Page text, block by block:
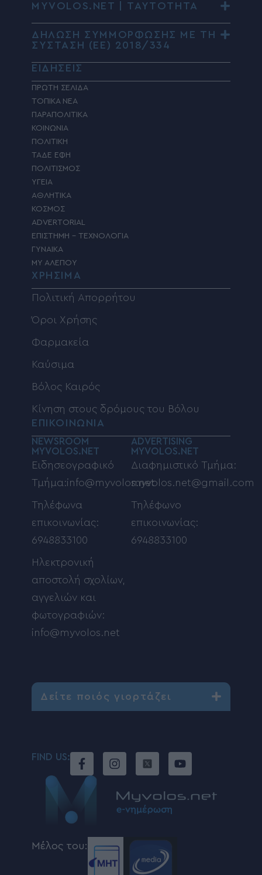
MYVOLOS.NET | ΤΑΥΤΟΤΗΤΑ
ΔΗΛΩΣΗ ΣΥΜΜΟΡΦΩΣΗΣ ΜΕ ΤΗ
ΣΥΣΤΑΣΗ (ΕΕ) 2018/334
ΕΙΔΗΣΕΙΣ
ΠΡΩΤΗ ΣΕΛΙΔΑ
ΤΟΠΙΚΑ ΝΕΑ
ΠΑΡΑΠΟΛΙΤΙΚΑ
ΚΟΙΝΩΝΙΑ
ΠΟΛΙΤΙΚΗ
ΤΑΔΕ ΕΦΗ
ΠΟΛΙΤΙΣΜΟΣ
ΥΓΕΙΑ
ΑΘΛΗΤΙΚΑ
ΚΟΣΜΟΣ
ADVERTORIAL
ΕΠΙΣΤΗΜΗ – ΤΕΧΝΟΛΟΓΙΑ
ΓΥΝΑΙΚΑ
MY ΑΛΕΠΟΥ
ΧΡΗΣΙΜΑ
Πολιτική Απορρήτου
Όροι Χρήσης
Φαρμακεία
Καύσιμα
Βόλος Καιρός
Κίνηση στους δρόμους του Βόλου
ΕΠΙΚΟΙΝΩΝΙΑ
NEWSROOM
MYVOLOS.NET
Ειδησεογραφικό
Τμήμα:info@myvolos.net
Τηλέφωνα
επικοινωνίας:
6948833100
Ηλεκτρονική
αποστολή σχολίων,
αγγελιών και
φωτογραφιών:
info@myvolos.net
ADVERTISING
MYVOLOS.NET
Διαφημιστικό Τμήμα:
myvolos.net@gmail.com
Τηλέφωνο
επικοινωνίας:
6948833100
Δείτε ποιός γιορτάζει
FIND US:
Μέλος του: